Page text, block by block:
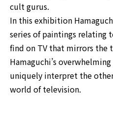
cult gurus.
In this exhibition
series of paintings relating
find on TV that mirrors the
Hamaguchi’s
uniquely interpret the
world of television.